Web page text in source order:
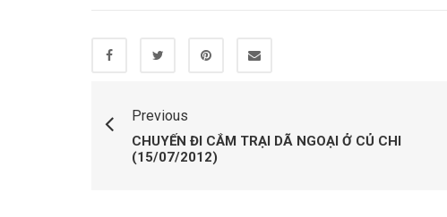
Previous
CHUYẾN ĐI CẮM TRẠI DÃ NGOẠI Ở CỦ CHI
(15/07/2012)